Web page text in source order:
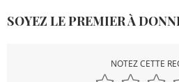
SOYEZ LE PREMIER À
NOTEZ CETTE